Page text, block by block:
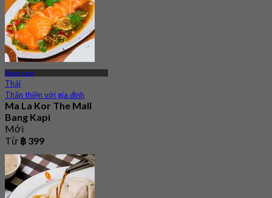
Bang Kapi
Thái
Thân thiện với gia đình
Ma La Kor The Mall
Bang Kapi
Mới
Từ ฿ 399